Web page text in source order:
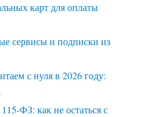
карт для оплаты
сервисы и подписки из
с нуля в 2026 году:
ФЗ: как не остаться с